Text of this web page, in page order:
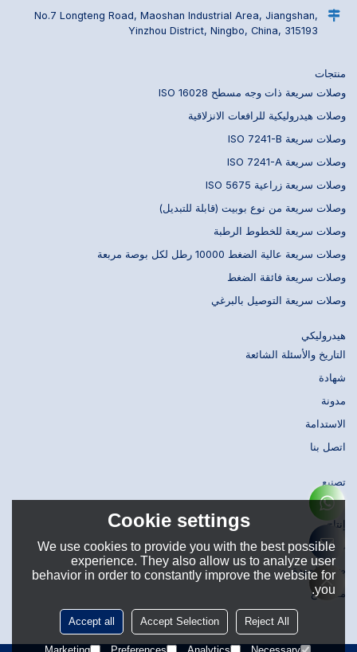
No.7 Longteng Road, Maoshan Industrial Area, Jiangshan,
Yinzhou District, Ningbo, China, 315193
منتجات
وصلات سريعة ذات وجه مسطح ISO 16028
وصلات هيدروليكية للرافعات الانزلاقية
وصلات سريعة ISO 7241-B
وصلات سريعة ISO 7241-A
وصلات سريعة زراعية ISO 5675
وصلات سريعة من نوع بوبيت (قابلة للتبديل)
وصلات سريعة للخطوط الرطبة
وصلات سريعة عالية الضغط 10000 رطل لكل بوصة مربعة
وصلات سريعة فائقة الضغط
وصلات سريعة التوصيل بالبرغي
هيدروليكي
التاريخ والأسئلة الشائعة
شهادة
مدونة
الاستدامة
اتصل بنا
تصنيع
تصميم
إنتاج
حَشد
ضبط الجودة
مستودع
Cookie settings
We use cookies to provide you with the best possible
experience. They also allow us to analyze user
behavior in order to constantly improve the website for
you.
Reject All
Accept Selection
Accept all